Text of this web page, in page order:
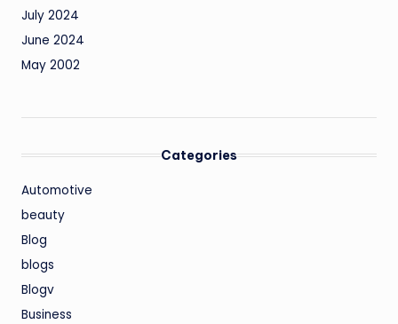
July 2024
June 2024
May 2002
Categories
Automotive
beauty
Blog
blogs
Blogv
Business